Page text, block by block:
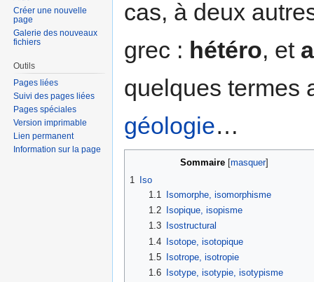
cas, à deux
grec : hétéro, et
quelques termes
géologie…
Sommaire [masquer]
1
Iso
1.1
Isomorphe, isomorphisme
1.2
Isopique, isopisme
1.3
Isostructural
1.4 Isotope, isotopique
1.5
Isotrope, isotropie
1.6
Isotype, isotypie, isotypisme
Créer une nouvelle
page
Galerie des nouveaux
fichiers
Outils
Pages liées
Suivi des pages liées
Pages spéciales
Version imprimable
Lien permanent
Information sur la page